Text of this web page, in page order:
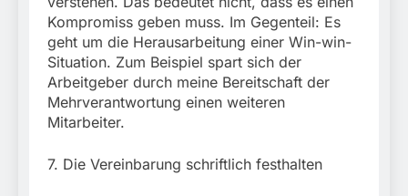
Kompromiss geben muss. Im Gegenteil: Es
geht um die Herausarbeitung einer Win-win-
Situation. Zum Beispiel spart sich der
Arbeitgeber durch meine Bereitschaft der
Mehrverantwortung einen weiteren
Mitarbeiter.
7. Die Vereinbarung schriftlich festhalten